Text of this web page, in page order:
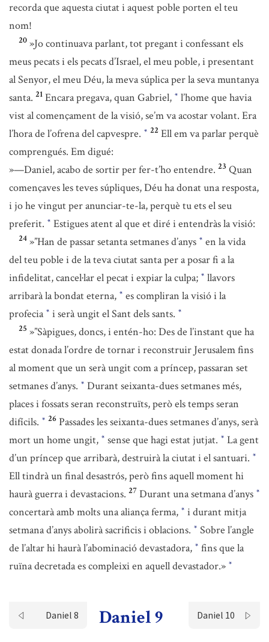
recorda que aquesta ciutat i aquest poble porten el teu
nom!
20 »Jo continuava parlant, tot pregant i confessant els
meus pecats i els pecats d’Israel, el meu poble, i presentant
al Senyor, el meu Déu, la meva súplica per la seva muntanya
santa. 21 Encara pregava, quan Gabriel, * l’home que havia
vist al començament de la visió, se’m va acostar volant. Era
l’hora de l’ofrena del capvespre. * 22 Ell em va parlar perquè
comprengués. Em digué:
»—Daniel, acabo de sortir per fer-t’ho entendre. 23 Quan
començaves les teves súpliques, Déu ha donat una resposta,
i jo he vingut per anunciar-te-la, perquè tu ets el seu
preferit. * Estigues atent al que et diré i entendràs la visió:
24 »”Han de passar setanta setmanes d’anys * en la vida
del teu poble i de la teva ciutat santa per a posar fi a la
infidelitat, cancel·lar el pecat i expiar la culpa; * llavors
arribarà la bondat eterna, * es compliran la visió i la
profecia * i serà ungit el Sant dels sants. *
25 »”Sàpigues, doncs, i entén-ho: Des de l’instant que ha
estat donada l’ordre de tornar i reconstruir Jerusalem fins
al moment que un serà ungit com a príncep, passaran set
setmanes d’anys. * Durant seixanta-dues setmanes més,
places i fossats seran reconstruïts, però els temps seran
difícils. * 26 Passades les seixanta-dues setmanes d’anys, serà
mort un home ungit, * sense que hagi estat jutjat. * La gent
d’un príncep que arribarà, destruirà la ciutat i el santuari. *
Ell tindrà un final desastrós, però fins aquell moment hi
haurà guerra i devastacions. 27 Durant una setmana d’anys *
concertarà amb molts una aliança ferma, * i durant mitja
setmana d’anys abolirà sacrificis i oblacions. * Sobre l’angle
de l’altar hi haurà l’abominació devastadora, * fins que la
ruïna decretada es compleixi en aquell devastador.» *
Daniel 8 Daniel 9 Daniel 10